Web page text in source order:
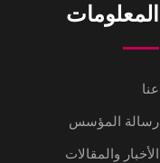
المعلومات
عنا
رسالة المؤسس
الأخبار والمقالات